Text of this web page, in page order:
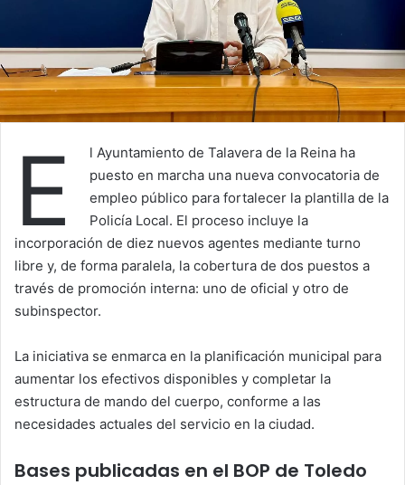
E
l Ayuntamiento de Talavera de la Reina ha
puesto en marcha una nueva convocatoria de
empleo público para fortalecer la plantilla de la
Policía Local. El proceso incluye la
incorporación de diez nuevos agentes mediante turno
libre y, de forma paralela, la cobertura de dos puestos a
través de promoción interna: uno de oficial y otro de
subinspector.
La iniciativa se enmarca en la planificación municipal para
aumentar los efectivos disponibles y completar la
estructura de mando del cuerpo, conforme a las
necesidades actuales del servicio en la ciudad.
Bases publicadas en el BOP de Toledo